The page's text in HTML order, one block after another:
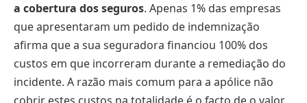
a cobertura dos seguros. Apenas 1% das empresas
que apresentaram um pedido de indemnização
afirma que a sua seguradora financiou 100% dos
custos em que incorreram durante a remediação do
incidente. A razão mais comum para a apólice não